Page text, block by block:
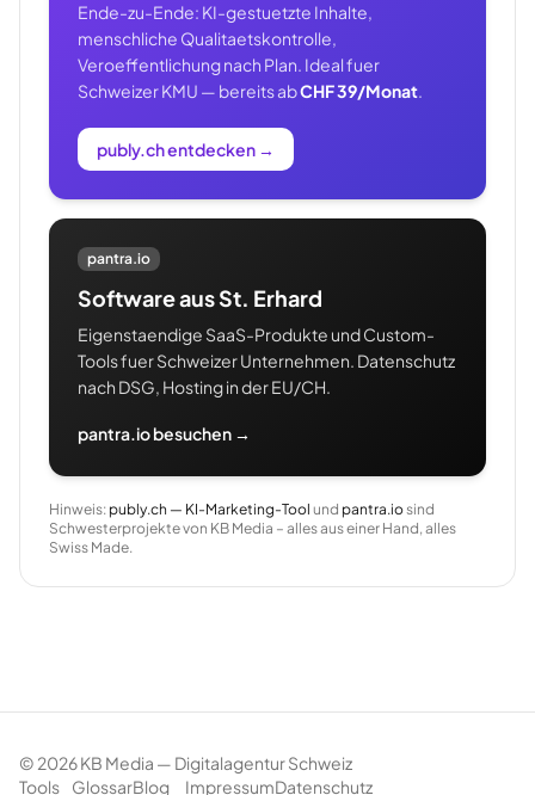
Ende-zu-Ende: KI-gestuetzte Inhalte,
menschliche Qualitaetskontrolle,
Veroeffentlichung nach Plan. Ideal fuer
Schweizer KMU — bereits abCHF 39/Monat.
publy.ch entdecken →
pantra.io
Software aus St. Erhard
Eigenstaendige SaaS-Produkte und Custom-
Tools fuer Schweizer Unternehmen. Datenschutz
nach DSG, Hosting in der EU/CH.
pantra.io besuchen →
Hinweis: publy.ch — KI-Marketing-Tool und pantra.iosind
Schwesterprojekte von KB Media – alles aus einer Hand, alles
Swiss Made.
© 2026KB Media — Digitalagentur Schweiz
Tools
GlossarBlog ImpressumDatenschutz